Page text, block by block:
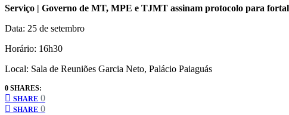
Serviço | Governo de MT, MPE e TJMT assinam protocolo para
Data: 25 de setembro
Horário: 16h30
Local: Sala de Reuniões Garcia Neto, Palácio Paiaguás
0 SHARES:
SHARE 0
SHARE 0